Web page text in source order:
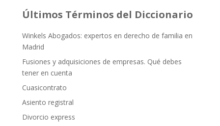
Últimos Términos del Diccionario
Winkels Abogados: expertos en derecho de familia en
Madrid
Fusiones y adquisiciones de empresas. Qué debes
tener en cuenta
Cuasicontrato
Asiento registral
Divorcio express